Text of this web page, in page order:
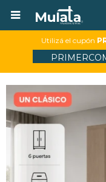

Utilizá el cupón